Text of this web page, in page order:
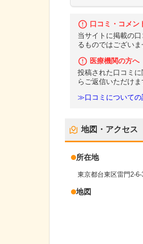
口コミ・コメン
当サイトに掲載の
るものではござい
医療機関の方へ
投稿された口コミ
らご返信いただけま
≫口コミについての
地図・アクセス
所在地
東京都台東区雷門2-
地図